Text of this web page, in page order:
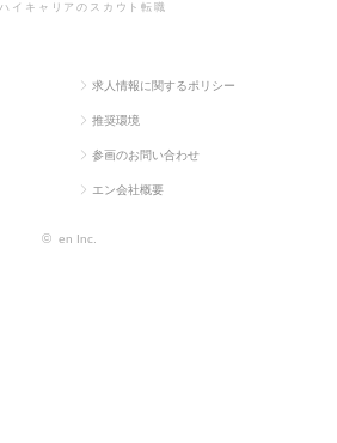
イキャリアのスカウト転職
求人情報に関するポリシー
推奨環境
参画のお問い合わせ
エン会社概要
© en Inc.